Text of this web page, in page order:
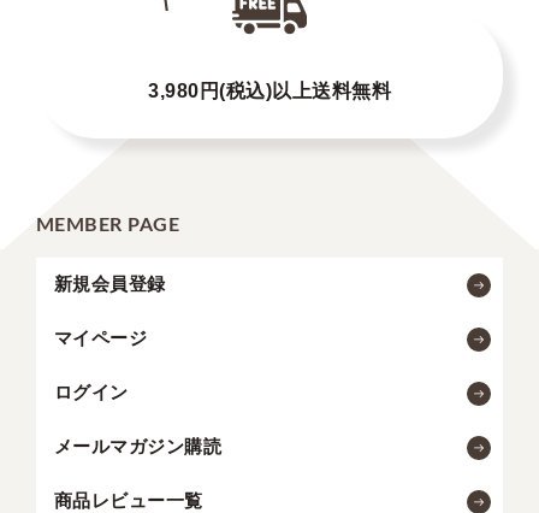
3,980円(税込)以上送料無料
MEMBER PAGE
新規会員登録
マイページ
ログイン
メールマガジン購読
商品レビュー一覧